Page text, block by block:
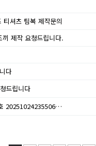
티셔츠 팀복 제작문의
제작 요청드립니다.
다
드립니다
20251024235506…